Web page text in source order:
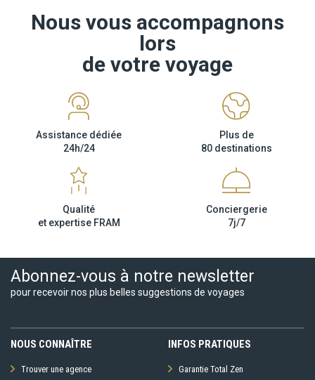
target="_blank">Documents légaux pour la sortie du territoire.
ne peuvent être considérés comme étant à l'abri du risque
Nous vous accompagnons
lors
de votre voyage
Assistance dédiée
24h/24
Plus de
80 destinations
Qualité
et expertise FRAM
Conciergerie
7j/7
Abonnez-vous à notre newsletter
pour recevoir nos plus belles suggestions de voyages
NOUS CONNAÎTRE
Trouver une agence
INFOS PRATIQUES
Garantie Total Zen